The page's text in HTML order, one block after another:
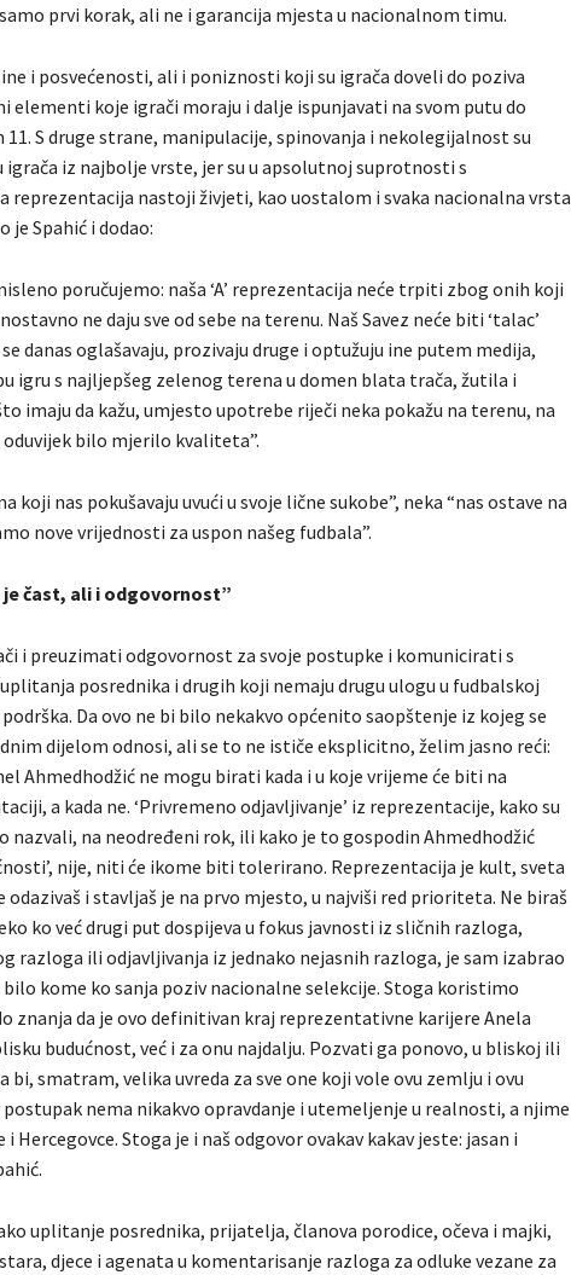
prvi korak, ali ne i garancija mjesta u nacionalnom timu.
i posvećenosti, ali i poniznosti koji su igrača doveli do poziva
elementi koje igrači moraju i dalje ispunjavati na svom putu do
S druge strane, manipulacije, spinovanja i nekolegijalnost su
iz najbolje vrste, jer su u apsolutnoj suprotnosti s
reprezentacija nastoji živjeti, kao uostalom i svaka nacionalna vrsta
je Spahić i dodao:
poručujemo: naša ‘A’ reprezentacija neće trpiti zbog onih koji
ne daju sve od sebe na terenu. Naš Savez neće biti ‘talac’
danas oglašavaju, prozivaju druge i optužuju ine putem medija,
igru s najljepšeg zelenog terena u domen blata trača, žutila i
imaju da kažu, umjesto upotrebe riječi neka pokažu na terenu, na
bilo mjerilo kvaliteta”.
koji nas pokušavaju uvući u svoje lične sukobe”, neka “nas ostave na
nove vrijednosti za uspon našeg fudbala”.
čast, ali i odgovornost”
i preuzimati odgovornost za svoje postupke i komunicirati s
posrednika i drugih koji nemaju drugu ulogu u fudbalskoj
Da ovo ne bi bilo nekakvo općenito saopštenje iz kojeg se
dijelom odnosi, ali se to ne ističe eksplicitno, želim jasno reći:
Ahmedhodžić ne mogu birati kada i u koje vrijeme će biti na
a kada ne. ‘Privremeno odjavljivanje’ iz reprezentacije, kako su
nazvali, na neodređeni rok, ili kako je to gospodin Ahmedhodžić
nije, niti će ikome biti tolerirano. Reprezentacija je kult, sveta
odazivaš i stavljaš je na prvo mjesto, u najviši red prioriteta. Ne biraš
ko već drugi put dospijeva u fokus javnosti iz sličnih razloga,
razloga ili odjavljivanja iz jednako nejasnih razloga, je sam izabrao
kome ko sanja poziv nacionalne selekcije. Stoga koristimo
znanja da je ovo definitivan kraj reprezentativne karijere Anela
budućnost, već i za onu najdalju. Pozvati ga ponovo, u bliskoj ili
bi, smatram, velika uvreda za sve one koji vole ovu zemlju i ovu
nema nikakvo opravdanje i utemeljenje u realnosti, a njime
i Hercegovce. Stoga je i naš odgovor ovakav kakav jeste: jasan i
uplitanje posrednika, prijatelja, članova porodice, očeva i majki,
djece i agenata u komentarisanje razloga za odluke vezane za